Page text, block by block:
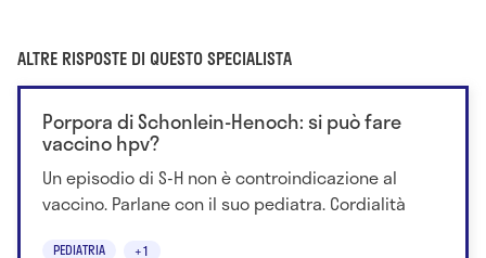
ALTRE RISPOSTE DI QUESTO SPECIALISTA
Porpora di Schonlein-Henoch: si può fare
vaccino hpv?
Un episodio di S-H non è controindicazione al
vaccino. Parlane con il suo pediatra. Cordialità
PEDIATRIA +1